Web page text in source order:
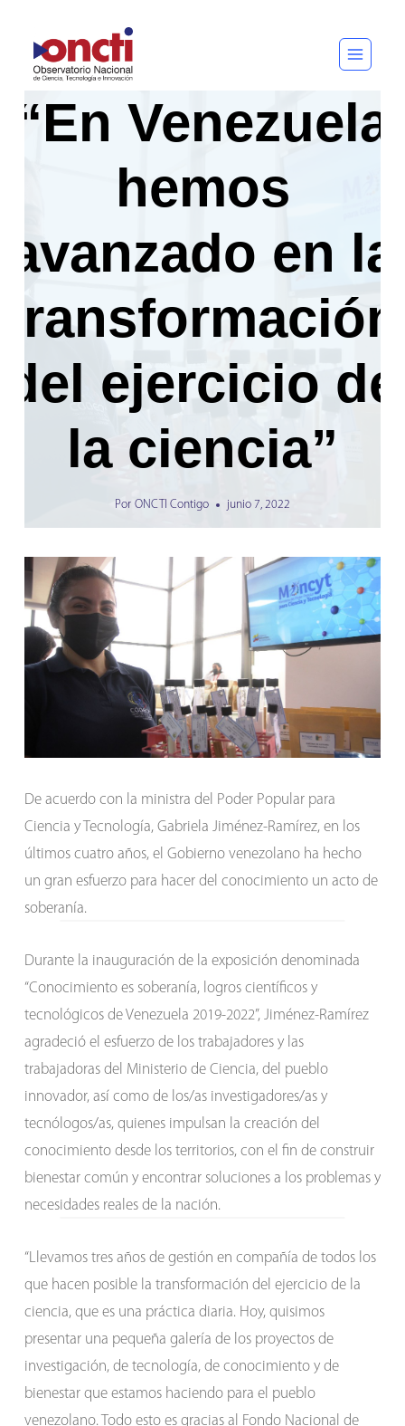
al
contenido
“En Venezuela
hemos
avanzado en la
transformación
del ejercicio de
la ciencia”
Por ONCTI Contigo junio 7, 2022
De acuerdo con la ministra del Poder Popular para
Ciencia y Tecnología, Gabriela Jiménez-Ramírez, en los
últimos cuatro años, el Gobierno venezolano ha hecho
un gran esfuerzo para hacer del conocimiento un acto de
soberanía.
Durante la inauguración de la exposición denominada
“Conocimiento es soberanía, logros científicos y
tecnológicos de Venezuela 2019-2022”, Jiménez-Ramírez
agradeció el esfuerzo de los trabajadores y las
trabajadoras del Ministerio de Ciencia, del pueblo
innovador, así como de los/as investigadores/as y
tecnólogos/as, quienes impulsan la creación del
conocimiento desde los territorios, con el fin de construir
bienestar común y encontrar soluciones a los problemas y
necesidades reales de la nación.
“Llevamos tres años de gestión en compañía de todos los
que hacen posible la transformación del ejercicio de la
ciencia, que es una práctica diaria. Hoy, quisimos
presentar una pequeña galería de los proyectos de
investigación, de tecnología, de conocimiento y de
bienestar que estamos haciendo para el pueblo
venezolano. Todo esto es gracias al Fondo Nacional de